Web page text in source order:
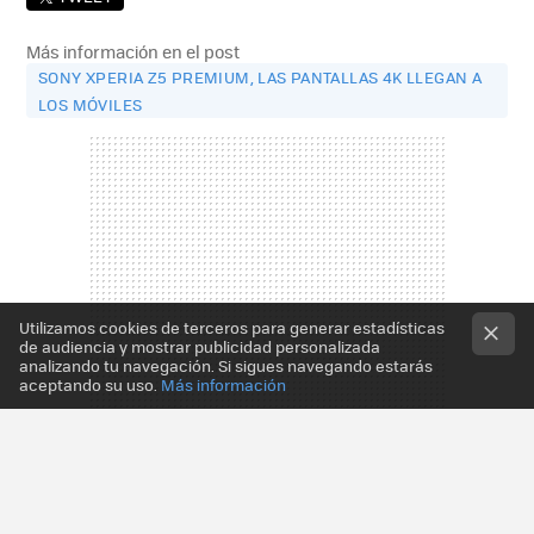
Más información en el post
SONY XPERIA Z5 PREMIUM, LAS PANTALLAS 4K LLEGAN A
LOS MÓVILES
Utilizamos cookies de terceros para generar estadísticas
de audiencia y mostrar publicidad personalizada
analizando tu navegación. Si sigues navegando estarás
aceptando su uso. Más información